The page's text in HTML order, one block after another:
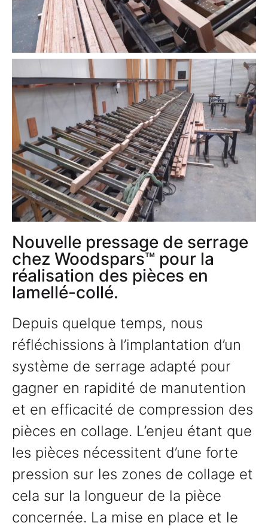
Nouvelle pressage de serrage
chez Woodspars™ pour la
réalisation des pièces en
lamellé-collé.
Depuis quelque temps, nous
réfléchissions à l’implantation d’un
système de serrage adapté pour
gagner en rapidité de manutention
et en efficacité de compression des
pièces en collage. L’enjeu étant que
les pièces nécessitent d’une forte
pression sur les zones de collage et
cela sur la longueur de la pièce
concernée. La mise en place et le